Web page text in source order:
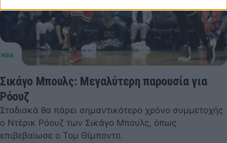
Σικάγο Μπουλς: Μεγαλύτερη παρουσία για
Ρόουζ
Σταδιακά θα πάρει σημαντικότερο χρόνο συμμετοχής
ο Ντέρικ Ρόουζ των Σικάγο Μπουλς, όπως
επιβεβαίωσε ο Τομ Θίμποντο.